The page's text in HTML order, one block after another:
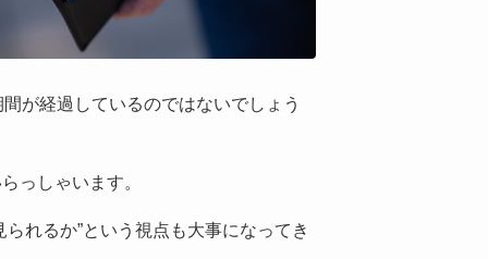
が経過しているのではないでしょう
っしゃいます。
れるか”という視点も大事になってき